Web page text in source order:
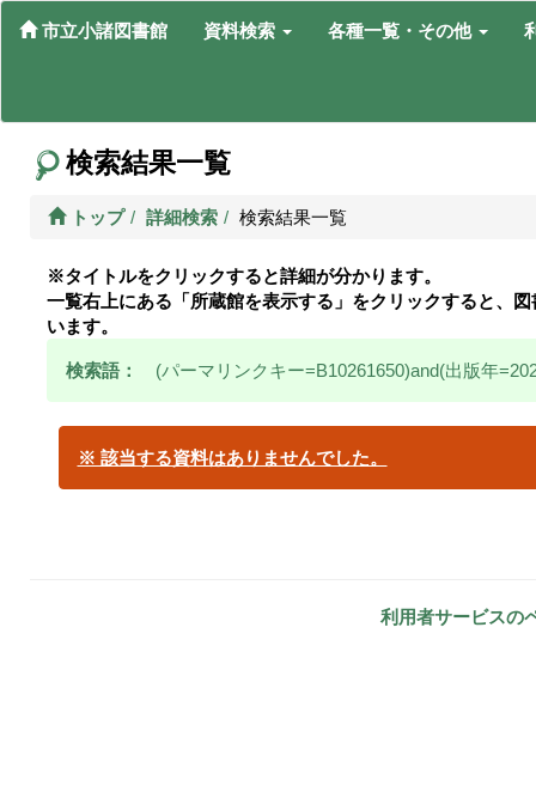
市立小諸図書館 資料検索 各種一覧・その他
検索結果一覧
トップ 詳細検索 検索結果一覧
※タイトルをクリックすると詳細が分かります。
一覧右上にある「所蔵館を表示する」をクリックすると、
います。
検索語： (パーマリンクキー=B10261650)and(出版年
※ 該当する資料はありませんでした。
利用者サービスの